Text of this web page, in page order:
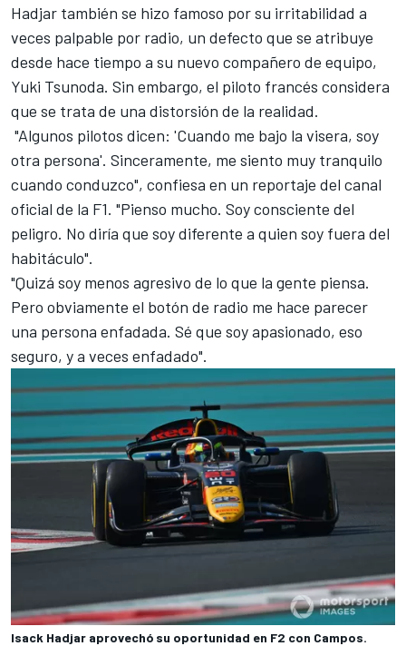
Hadjar también se hizo famoso por su irritabilidad a
veces palpable por radio, un defecto que se atribuye
desde hace tiempo a su nuevo compañero de equipo,
Yuki Tsunoda. Sin embargo, el piloto francés considera
que se trata de una distorsión de la realidad.
"Algunos pilotos dicen: 'Cuando me bajo la visera, soy
otra persona'. Sinceramente, me siento muy tranquilo
cuando conduzco", confiesa en un reportaje del canal
oficial de la F1. "Pienso mucho. Soy consciente del
peligro. No diría que soy diferente a quien soy fuera del
habitáculo".
"Quizá soy menos agresivo de lo que la gente piensa.
Pero obviamente el botón de radio me hace parecer
una persona enfadada. Sé que soy apasionado, eso
seguro, y a veces enfadado".
Isack Hadjar aprovechó su oportunidad en F2 con Campos.